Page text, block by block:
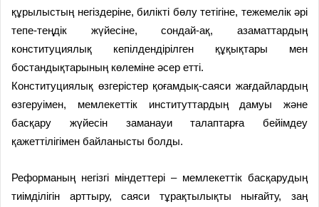
құрылыстың негіздеріне, билікті бөлу тетігіне, тежемелік әрі
тепе-теңдік жүйесіне, сондай-ақ, азаматтардың
конституциялық кепілдендірілген құқықтары мен
бостандықтарының көлеміне әсер етті.
Конституциялық өзгерістер қоғамдық-саяси жағдайлардың
өзгеруімен, мемлекеттік институттардың дамуы және
басқару жүйесін заманауи талаптарға бейімдеу
қажеттілігімен байланысты болды.
Реформаның негізгі міндеттері – мемлекеттік басқарудың
тиімділігін арттыру, саяси тұрақтылықты нығайту, заң